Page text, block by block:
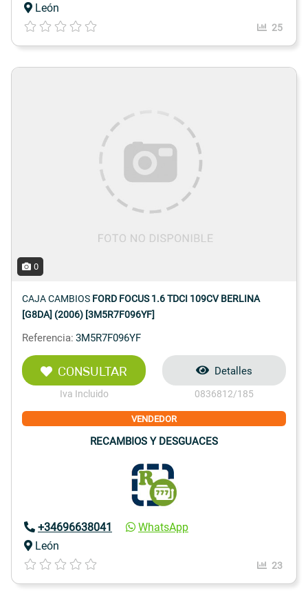
León
25
0
CAJA CAMBIOS FORD FOCUS 1.6 TDCI 109CV BERLINA
[G8DA] (2006) [3M5R7F096YF]
Referencia: 3M5R7F096YF
CONSULTAR
Iva Incluido
Detalles
0836812/185
VENDEDOR
RECAMBIOS Y DESGUACES
+34696638041
WhatsApp
León
23